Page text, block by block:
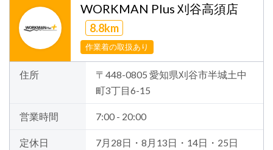
WORKMAN Plus 刈谷高須店
8.8km
作業着の取扱あり
住所
〒448-0805 愛知県刈谷市半城土中
町3丁目6-15
営業時間 7:00 - 20:00
定休日 7月28日・8月13日・14日・25日